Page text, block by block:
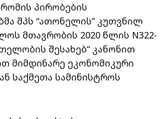
პირობების
შპს “ათონელის” კუთვნილ
მთავრობის 2020 წლის N322-
შესახებ“ კანონით
მიმდინარე ეკონომიკური
საქმეთა სამინისტროს